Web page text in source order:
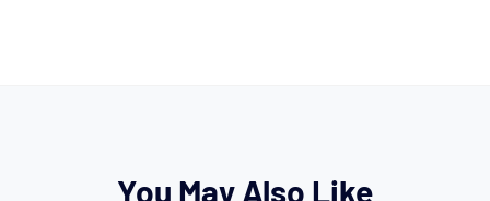
You May Also Like